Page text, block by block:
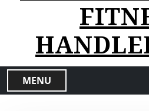
MENU